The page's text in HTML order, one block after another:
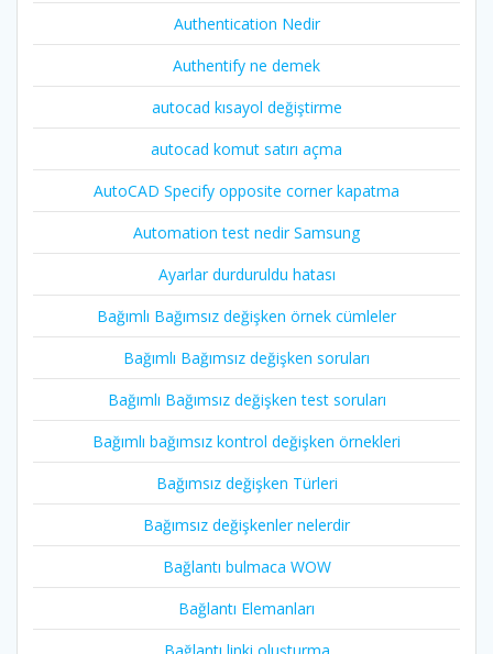
Authentication Nedir
Authentify ne demek
autocad kısayol değiştirme
autocad komut satırı açma
AutoCAD Specify opposite corner kapatma
Automation test nedir Samsung
Ayarlar durduruldu hatası
Bağımlı Bağımsız değişken örnek cümleler
Bağımlı Bağımsız değişken soruları
Bağımlı Bağımsız değişken test soruları
Bağımlı bağımsız kontrol değişken örnekleri
Bağımsız değişken Türleri
Bağımsız değişkenler nelerdir
Bağlantı bulmaca WOW
Bağlantı Elemanları